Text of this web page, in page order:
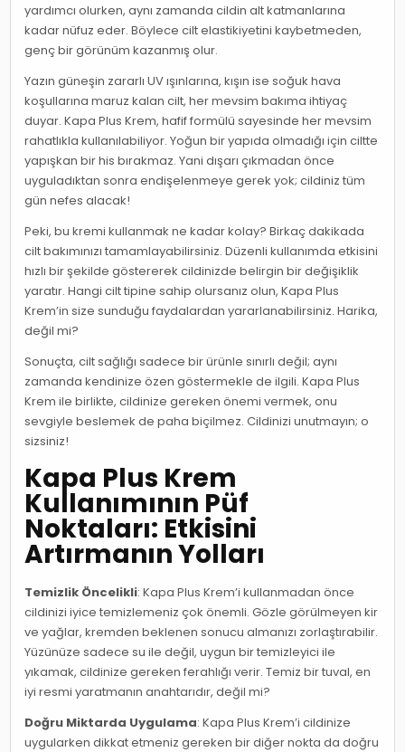
yardımcı olurken, aynı zamanda cildin alt katmanlarına
kadar nüfuz eder. Böylece cilt elastikiyetini kaybetmeden,
genç bir görünüm kazanmış olur.
Yazın güneşin zararlı UV ışınlarına, kışın ise soğuk hava
koşullarına maruz kalan cilt, her mevsim bakıma ihtiyaç
duyar. Kapa Plus Krem, hafif formülü sayesinde her mevsim
rahatlıkla kullanılabiliyor. Yoğun bir yapıda olmadığı için ciltte
yapışkan bir his bırakmaz. Yani dışarı çıkmadan önce
uyguladıktan sonra endişelenmeye gerek yok; cildiniz tüm
gün nefes alacak!
Peki, bu kremi kullanmak ne kadar kolay? Birkaç dakikada
cilt bakımınızı tamamlayabilirsiniz. Düzenli kullanımda etkisini
hızlı bir şekilde göstererek cildinizde belirgin bir değişiklik
yaratır. Hangi cilt tipine sahip olursanız olun, Kapa Plus
Krem’in size sunduğu faydalardan yararlanabilirsiniz. Harika,
değil mi?
Sonuçta, cilt sağlığı sadece bir ürünle sınırlı değil; aynı
zamanda kendinize özen göstermekle de ilgili. Kapa Plus
Krem ile birlikte, cildinize gereken önemi vermek, onu
sevgiyle beslemek de paha biçilmez. Cildinizi unutmayın; o
sizsiniz!
Kapa Plus Krem
Kullanımının Püf
Noktaları: Etkisini
Artırmanın Yolları
Temizlik Öncelikli: Kapa Plus Krem’i kullanmadan önce
cildinizi iyice temizlemeniz çok önemli. Gözle görülmeyen kir
ve yağlar, kremden beklenen sonucu almanızı zorlaştırabilir.
Yüzünüze sadece su ile değil, uygun bir temizleyici ile
yıkamak, cildinize gereken ferahlığı verir. Temiz bir tuval, en
iyi resmi yaratmanın anahtarıdır, değil mi?
Doğru Miktarda Uygulama: Kapa Plus Krem’i cildinize
uygularken dikkat etmeniz gereken bir diğer nokta da doğru